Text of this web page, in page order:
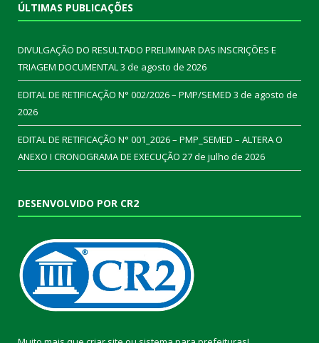
ÚLTIMAS PUBLICAÇÕES
DIVULGAÇÃO DO RESULTADO PRELIMINAR DAS INSCRIÇÕES E
TRIAGEM DOCUMENTAL3 de agosto de 2026
EDITAL DE RETIFICAÇÃO N° 002/2026 – PMP/SEMED 3 de agosto de
2026
EDITAL DE RETIFICAÇÃO N° 001_2026 – PMP_SEMED – ALTERA O
ANEXO I CRONOGRAMA DE EXECUÇÃO 27 de julho de 2026
DESENVOLVIDO POR CR2